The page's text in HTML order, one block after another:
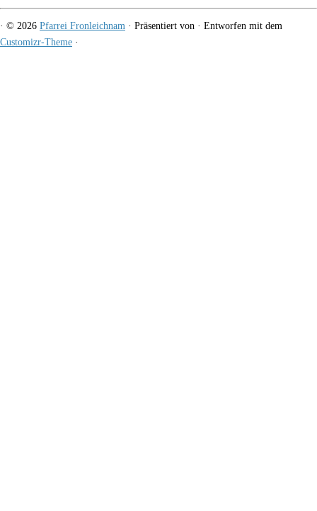
· © 2026 Pfarrei Fronleichnam · Präsentiert von · Entworfen mit dem
Customizr-Theme ·